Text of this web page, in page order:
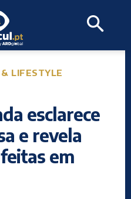
LIFESTYLE
esclarece
e revela
em